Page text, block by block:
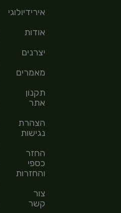
אירידיולוגיה
אודות
יצרנים
מאמרים
תקנון
אתר
הצהרת
נגישות
החזר
כספי
והחזרות
צור
קשר